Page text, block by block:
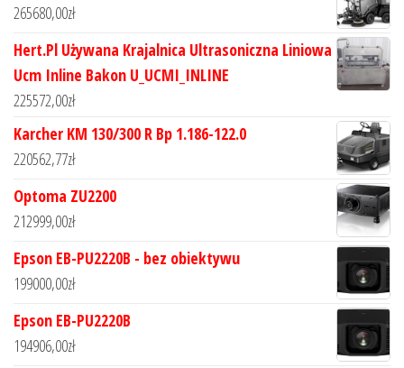
265680,00zł
Hert.Pl Używana Krajalnica Ultrasoniczna Liniowa
Ucm Inline Bakon U_UCMI_INLINE
225572,00zł
Karcher KM 130/300 R Bp 1.186-122.0
220562,77zł
Optoma ZU2200
212999,00zł
Epson EB-PU2220B - bez obiektywu
199000,00zł
Epson EB-PU2220B
194906,00zł